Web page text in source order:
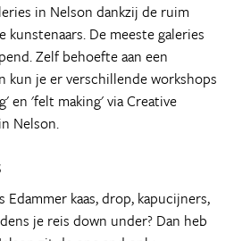
in Nelson dankzij de ruim
De meeste galeries
Zelf behoefte aan een
kun je er verschillende workshops
en 'felt making' via Creative
Nelson.
kaas, drop, kapucijners,
je reis down under? Dan heb